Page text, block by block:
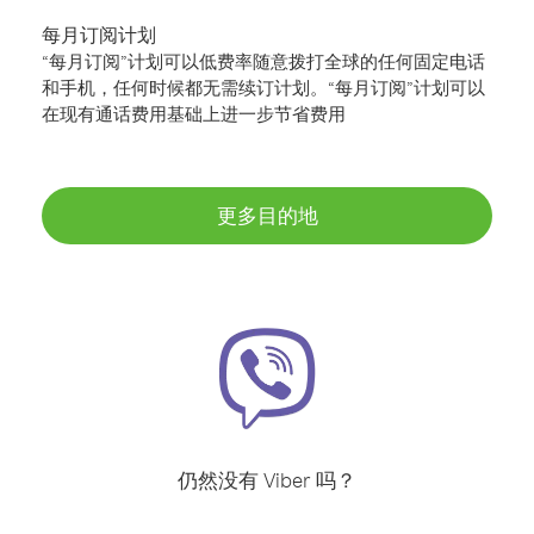
每月订阅计划
“每月订阅”计划可以低费率随意拨打全球的任何固定电话
和手机，任何时候都无需续订计划。“每月订阅”计划可以
在现有通话费用基础上进一步节省费用
更多目的地
仍然没有 Viber 吗？